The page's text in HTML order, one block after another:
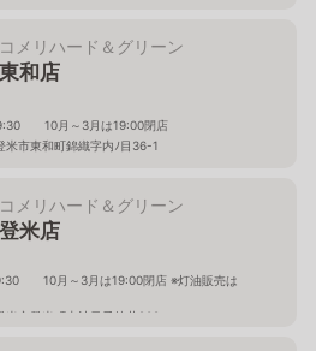
コメリハード＆グリーン
東和店
10月～3月は19:00閉店
米市東和町錦織字内ﾉ目36-1
コメリハード＆グリーン
登米店
10月～3月は19:00閉店 ※灯油販売は
米市登米町寺池目子待井208